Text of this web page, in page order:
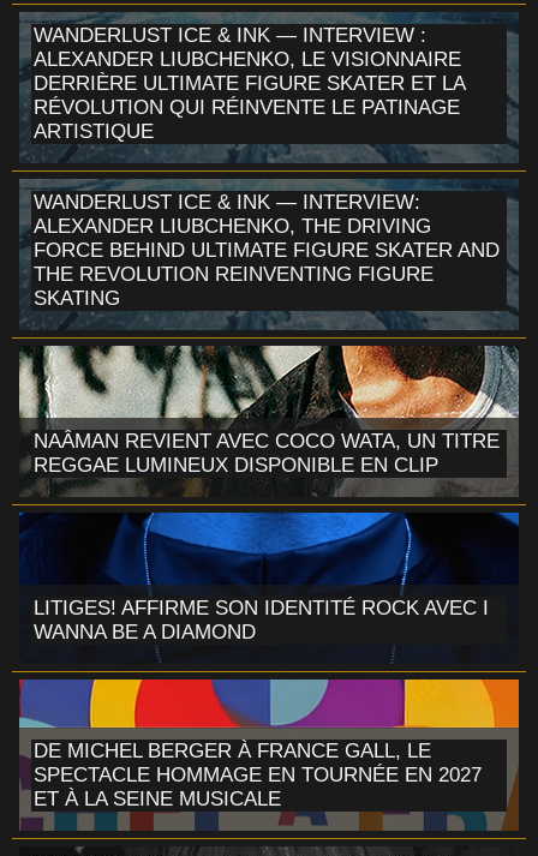
WANDERLUST ICE & INK — INTERVIEW :
ALEXANDER LIUBCHENKO, LE VISIONNAIRE
DERRIÈRE ULTIMATE FIGURE SKATER ET LA
RÉVOLUTION QUI RÉINVENTE LE PATINAGE
ARTISTIQUE
WANDERLUST ICE & INK — INTERVIEW:
ALEXANDER LIUBCHENKO, THE DRIVING
FORCE BEHIND ULTIMATE FIGURE SKATER AND
THE REVOLUTION REINVENTING FIGURE
SKATING
NAÂMAN REVIENT AVEC COCO WATA, UN TITRE
REGGAE LUMINEUX DISPONIBLE EN CLIP
LITIGES! AFFIRME SON IDENTITÉ ROCK AVEC I
WANNA BE A DIAMOND
DE MICHEL BERGER À FRANCE GALL, LE
SPECTACLE HOMMAGE EN TOURNÉE EN 2027
ET À LA SEINE MUSICALE